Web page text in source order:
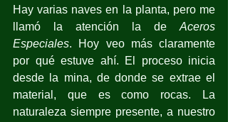
Hay varias naves en la planta, pero me
llamó la atención la de Aceros
Especiales. Hoy veo más claramente
por qué estuve ahí. El proceso inicia
desde la mina, de donde se extrae el
material, que es como rocas. La
naturaleza siempre presente, a nuestro